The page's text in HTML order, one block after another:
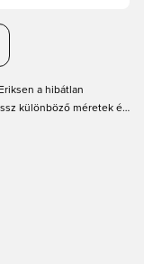
a hibátlan
különböző méretek és
gyors a szállítás –